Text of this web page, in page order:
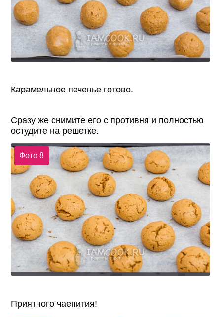
Карамельное печенье готово.
Сразу же снимите его с противня и полностью
остудите на решетке.
Фото 8
Приятного чаепития!